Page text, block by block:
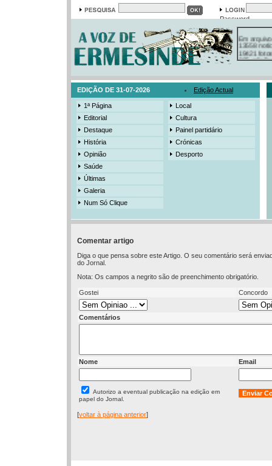
Password
Em arquivo
13558
19421
385
EDIÇÃO DE 31-07-2026 Edição Actual
1ª Página
Editorial
Destaque
História
Opinião
Saúde
Últimas
Galeria
Num Só Clique
Local
Cultura
Painel partidário
Crónicas
Desporto
Comentar artigo
Diga o que pensa sobre este Artigo. O seu comentário será
do Jornal.
Nota: Os campos a negrito são de preenchimento obrigatório.
Gostei Concordo
Comentários
Nome Email
Autorizo a eventual publicação na edição em
papel do Jornal.
[voltar à página anterior]